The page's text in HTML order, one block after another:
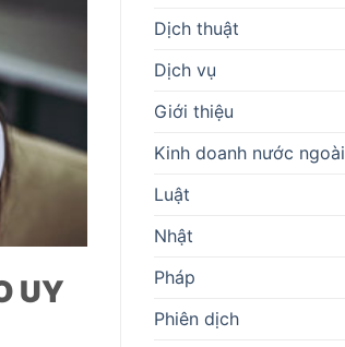
UY
Dịch thuật
Dịch vụ
Giới thiệu
Kinh doanh nước ngoài
Luật
Nhật
Pháp
Phiên dịch